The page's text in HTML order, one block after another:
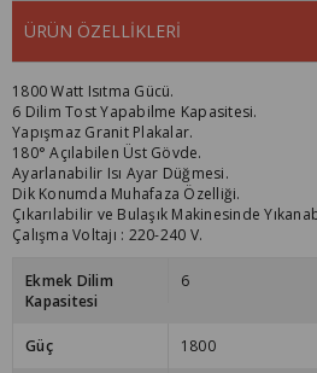
ÜRÜN ÖZELLIKLERI
1800 Watt Isıtma Gücü.
6 Dilim Tost Yapabilme Kapasitesi.
Yapışmaz Granit Plakalar.
180° Açılabilen Üst Gövde.
Ayarlanabilir Isı Ayar Düğmesi.
Dik Konumda Muhafaza Özelliği.
Çıkarılabilir ve Bulaşık Makinesinde
Çalışma Voltajı : 220-240 V.
Ekmek Dilim
Kapasitesi
6
Güç 1800